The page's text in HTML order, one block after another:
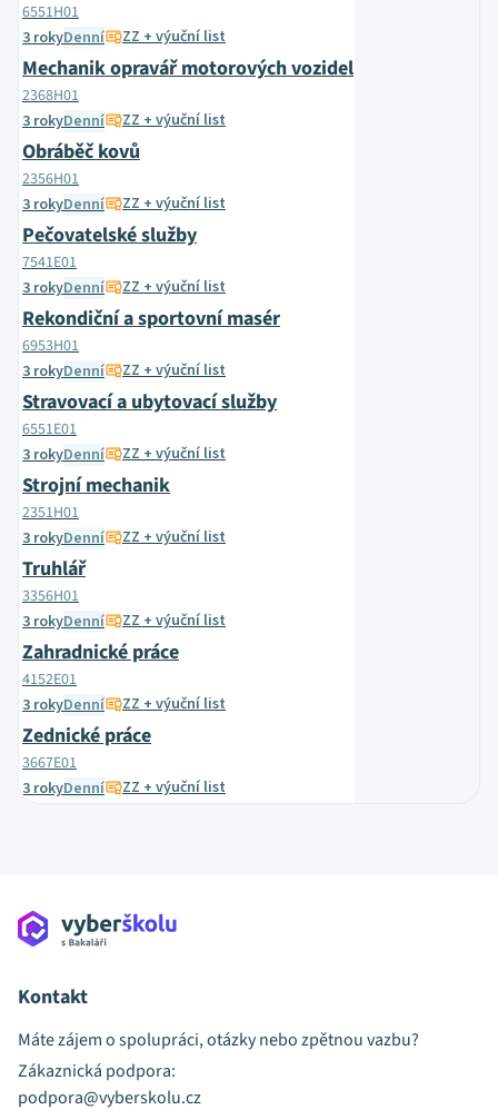
6551H01
3 rokyDenní ZZ + výuční list
Mechanik opravář motorových vozidel
2368H01
3 rokyDenní ZZ + výuční list
Obráběč kovů
2356H01
3 rokyDenní ZZ + výuční list
Pečovatelské služby
7541E01
3 rokyDenní ZZ + výuční list
Rekondiční a sportovní masér
6953H01
3 rokyDenní ZZ + výuční list
Stravovací a ubytovací služby
6551E01
3 rokyDenní ZZ + výuční list
Strojní mechanik
2351H01
3 rokyDenní ZZ + výuční list
Truhlář
3356H01
3 rokyDenní ZZ + výuční list
Zahradnické práce
4152E01
3 rokyDenní ZZ + výuční list
Zednické práce
3667E01
3 rokyDenní ZZ + výuční list
Kontakt
Máte zájem o spolupráci, otázky nebo zpětnou vazbu?
Zákaznická podpora:
podpora@vyberskolu.cz